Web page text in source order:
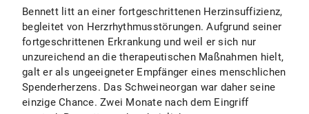
Bennett litt an einer fortgeschrittenen Herzinsuffizienz,
begleitet von Herzrhythmusstörungen. Aufgrund seiner
fortgeschrittenen Erkrankung und weil er sich nur
unzureichend an die therapeutischen Maßnahmen hielt,
galt er als ungeeigneter Empfänger eines menschlichen
Spenderherzens. Das Schweineorgan war daher seine
einzige Chance. Zwei Monate nach dem Eingriff